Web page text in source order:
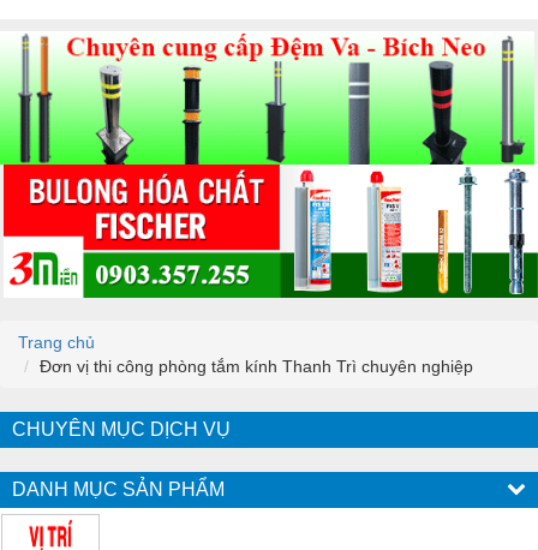
Trang chủ
Đơn vị thi công phòng tắm kính Thanh Trì chuyên nghiệp
CHUYÊN MỤC DỊCH VỤ
DANH MỤC SẢN PHẨM